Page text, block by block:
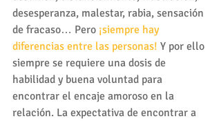
desesperanza, malestar, rabia, sensación
de fracaso… Pero ¡siempre hay
diferencias entre las personas! Y por ello
siempre se requiere una dosis de
habilidad y buena voluntad para
encontrar el encaje amoroso en la
relación. La expectativa de encontrar a